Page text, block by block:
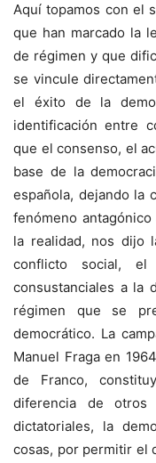
Aquí topamos con el
que han marcado la
de régimen y que
se vincule
el éxito de la
identificación entre
que el consenso, el
base de la
española, dejando la
fenómeno
la realidad, nos dijo
conflicto social,
consustanciales a la
régimen que se
democrático. La
Manuel Fraga en
de Franco,
diferencia de otros
dictatoriales, la
cosas, por permitir el